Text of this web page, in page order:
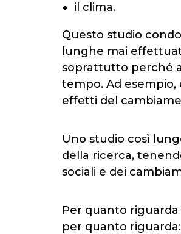
il clima.
Questo studio
lunghe mai
soprattutto perché
tempo. Ad esempio,
effetti del
Uno studio così
della ricerca,
sociali e dei
Per quanto
per quanto riguarda: